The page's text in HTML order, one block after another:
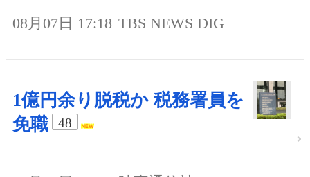
08月07日 17:18 TBS NEWS DIG
1億円余り脱税か 税務署員を
免職
48